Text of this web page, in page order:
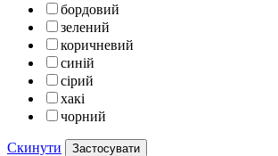
бордовий
зелений
коричневий
синій
сірий
хакі
чорний
Скинути Застосувати